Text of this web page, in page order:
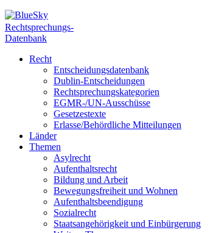
Rechtsprechungs-
Datenbank
Recht
Entscheidungsdatenbank
Dublin-Entscheidungen
Rechtsprechungskategorien
EGMR-/UN-Ausschüsse
Gesetzestexte
Erlasse/Behördliche Mitteilungen
Länder
Themen
Asylrecht
Aufenthaltsrecht
Bildung und Arbeit
Bewegungsfreiheit und Wohnen
Aufenthaltsbeendigung
Sozialrecht
Staatsangehörigkeit und Einbürgerung